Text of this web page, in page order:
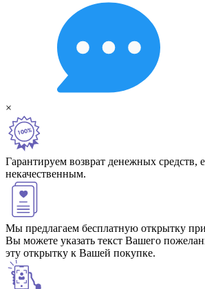
×
Гарантируем возврат денежных средств,
некачественным.
Мы предлагаем бесплатную открытку
Вы можете указать текст Вашего
эту открытку к Вашей покупке.